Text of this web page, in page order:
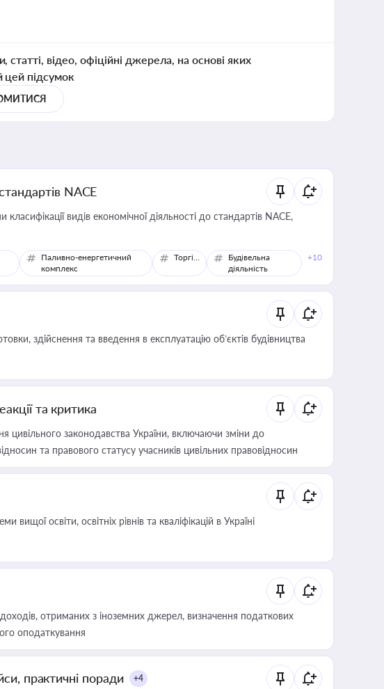
відео, офіційні джерела, на основі яких
підсумок
NACE
видів економічної діяльності до стандартів NACE,
Паливно-енергетичний
комплекс
Торгівля
Будівельна
діяльність
+10
здійснення та введення в експлуатацію об’єктів будівництва
та критика
законодавства України, включаючи зміни до
та правового статусу учасників цивільних правовідносин
освіти, освітніх рівнів та кваліфікацій в Україні
отриманих з іноземних джерел, визначення податкових
оподаткування
практичні поради +4